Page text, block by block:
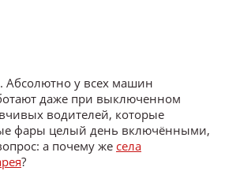
. Абсолютно у всех машин
даже при выключенном
водителей, которые
фары целый день включёнными,
а почему же села
?